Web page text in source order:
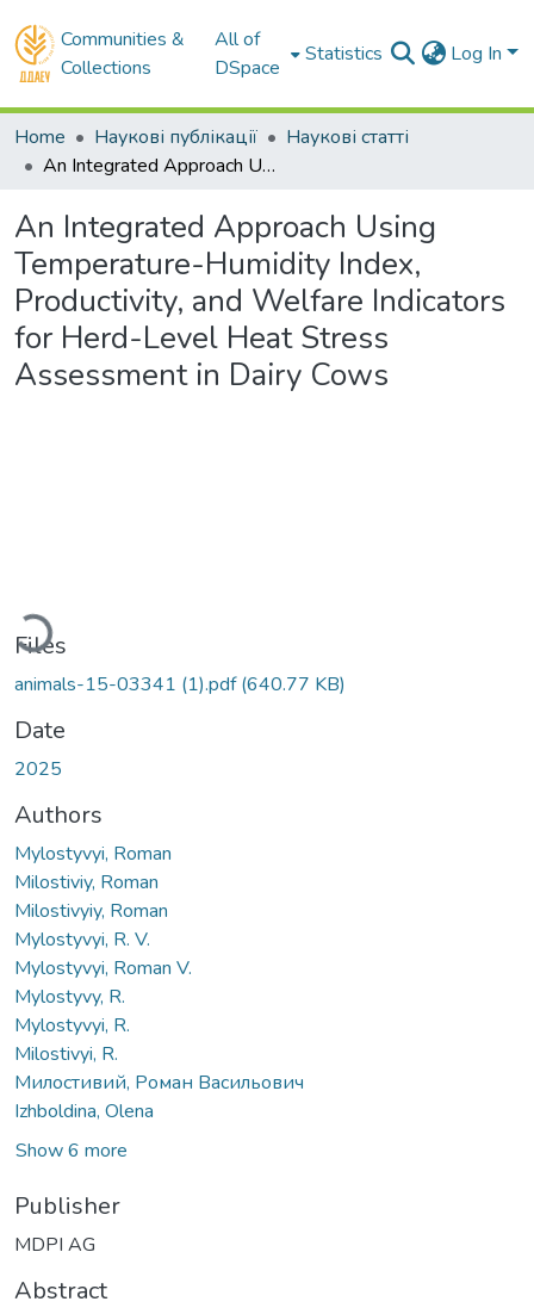
Communities &
Collections
All of
DSpace
Statistics Log In
Home Наукові публікації
Наукові статті
An Integrated Approach Using Temperature-Humidity Index, Productivity, and Welfare Indicators for Herd-Level Heat Stress Assessment in Dairy Cows
An Integrated Approach Using
Temperature-Humidity Index,
Productivity, and Welfare Indicators
for Herd-Level Heat Stress
Assessment in Dairy Cows
Loading...
Files
animals-15-03341 (1).pdf(640.77 KB)
Date
2025
Authors
Mylostyvyi, Roman
Milostiviy, Roman
Milostivyiy, Roman
Mylostyvyi, R. V.
Mylostyvyi, Roman V.
Mylostyvy, R.
Mylostyvyi, R.
Milostivyi, R.
Милостивий, Роман Васильович
Izhboldina, Olena
Show 6 more
Publisher
MDPI AG
Abstract